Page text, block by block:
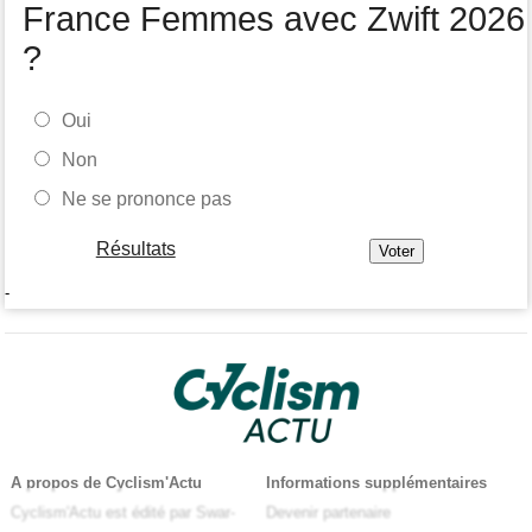
France Femmes avec Zwift 2026
?
Oui
Non
Ne se prononce pas
Résultats
-
A propos de Cyclism'Actu
Cyclism'Actu est édité par Swar-
Informations supplémentaires
Devenir partenaire